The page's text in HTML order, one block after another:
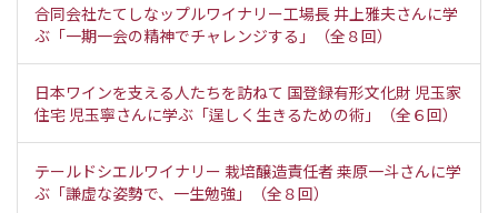
合同会社たてしなップルワイナリー工場長 井上雅夫さんに学
ぶ「一期一会の精神でチャレンジする」（全８回）
日本ワインを支える人たちを訪ねて 国登録有形文化財 児玉家
住宅 児玉寧さんに学ぶ「逞しく生きるための術」（全６回）
テールドシエルワイナリー 栽培醸造責任者 桒原一斗さんに学
ぶ「謙虚な姿勢で、一生勉強」（全８回）